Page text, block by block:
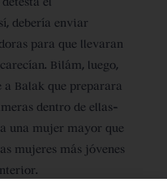
debería enviar
para que llevaran
Bilám, luego,
a Balak que preparara
dentro de ellas-
una mujer mayor que
mujeres más jóvenes